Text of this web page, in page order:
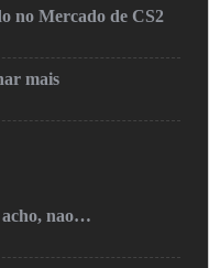
no Mercado de CS2
mais
acho, nao…